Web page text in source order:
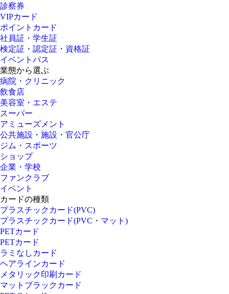
診察券
VIPカード
ポイントカード
社員証・学生証
検定証・認定証・資格証
イベントパス
業態から選ぶ
病院・クリニック
飲食店
美容室・エステ
スーパー
アミューズメント
公共施設・施設・官公庁
ジム・スポーツ
ショップ
企業・学校
ファンクラブ
イベント
カードの種類
プラスチックカード(PVC)
プラスチックカード(PVC・マット)
PETカード
PETカード
ラミなしカード
ヘアラインカード
メタリック印刷カード
マットブラックカード